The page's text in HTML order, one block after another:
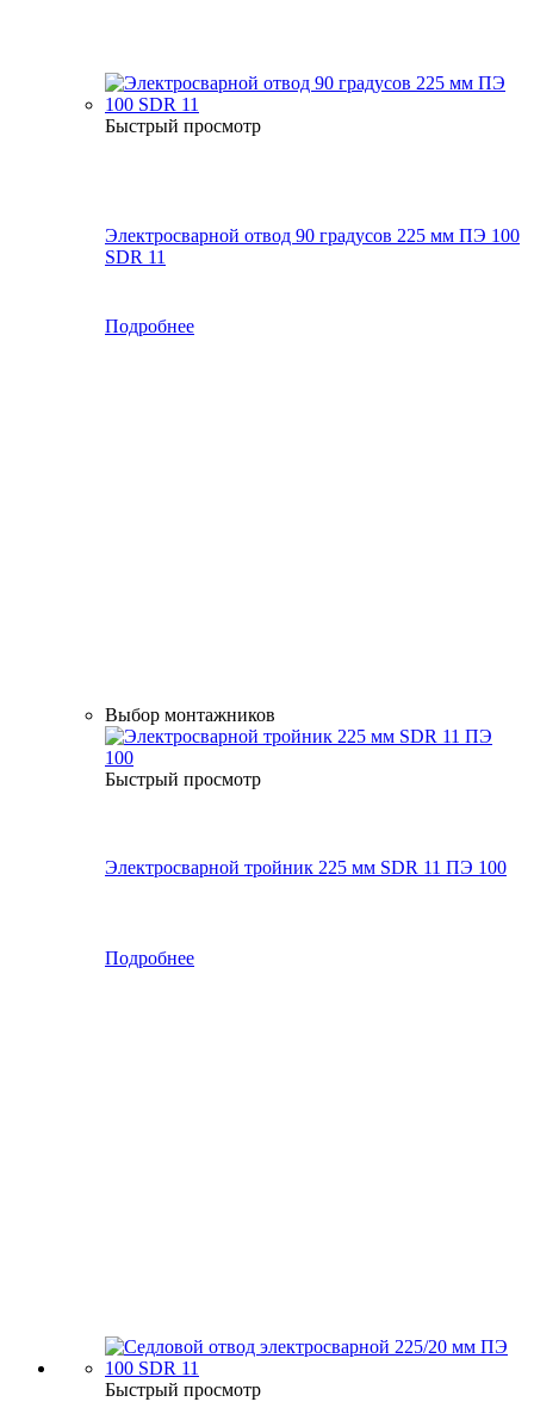
Быстрый просмотр
Электросварной отвод 90 градусов 225 мм ПЭ 100
SDR 11
Подробнее
Выбор монтажников
Быстрый просмотр
Электросварной тройник 225 мм SDR 11 ПЭ 100
Подробнее
Быстрый просмотр